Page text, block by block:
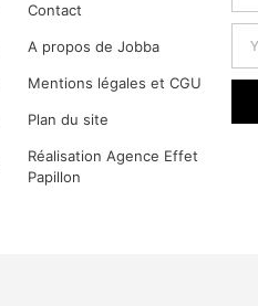
Contact
A propos de Jobba
Mentions légales et CGU
Plan du site
Réalisation Agence Effet
Papillon